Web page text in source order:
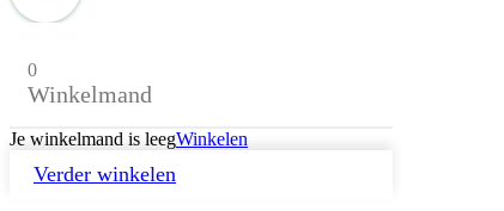
0
Winkelmand
Je winkelmand is leegWinkelen
Verder winkelen